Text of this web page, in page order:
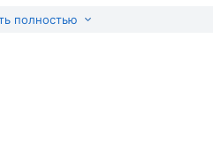
о качестве дома. Все это
на официальном сайте ЖК.
10/0000/0447/4543/43/
полностью